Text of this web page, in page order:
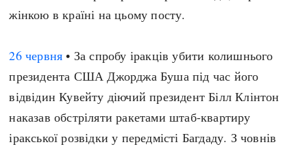
жінкою в країні на цьому посту.
26 червня • За спробу іракців убити колишнього
президента США Джорджа Буша під час його
відвідин Кувейту діючий президент Білл Клінтон
наказав обстріляти ракетами штаб-квартиру
іракської розвідки у передмісті Багдаду. З човнів